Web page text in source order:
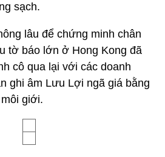
sạch.
lâu để chứng minh chân
tờ báo lớn ở Hong Kong đã
cô qua lại với các doanh
ghi âm Lưu Lợi ngã giá bằng
giới.